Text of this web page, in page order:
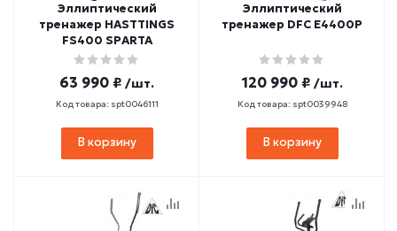
Эллиптический
тренажер HASTTINGS
FS400 SPARTA
63 990 ₽ /шт.
Код товара: spt0046111
В корзину
Эллиптический
тренажер DFC E4400P
120 990 ₽ /шт.
Код товара: spt0039948
В корзину